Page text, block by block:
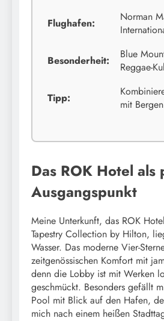
Flughafen:
Norman
Besonderheit:
Blue
Reggae-
Tipp:
mit Bergen
Das ROK Hotel
Ausgangspunkt
Meine Unterkunft, das ROK
Tapestry Collection by Hilton,
Wasser. Das moderne Vier-
zeitgenössischen Komfort mit
denn die Lobby ist mit Werken
geschmückt. Besonders gefällt
Pool mit Blick auf den Hafen,
mich nach einem heißen